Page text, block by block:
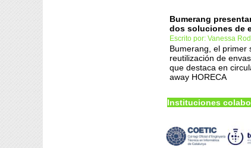
Bumerang
dos soluciones de
Escrito por: Vanessa
Bumerang, el primer
reutilización de
que destaca en
away HORECA
Instituciones